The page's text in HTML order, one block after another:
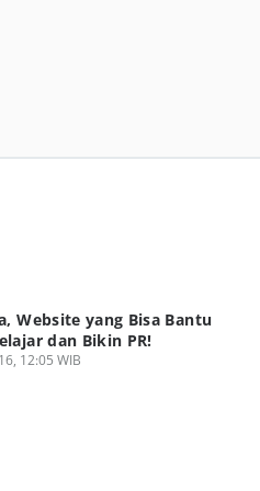
Website yang Bisa Bantu
dan Bikin PR!
12:05 WIB